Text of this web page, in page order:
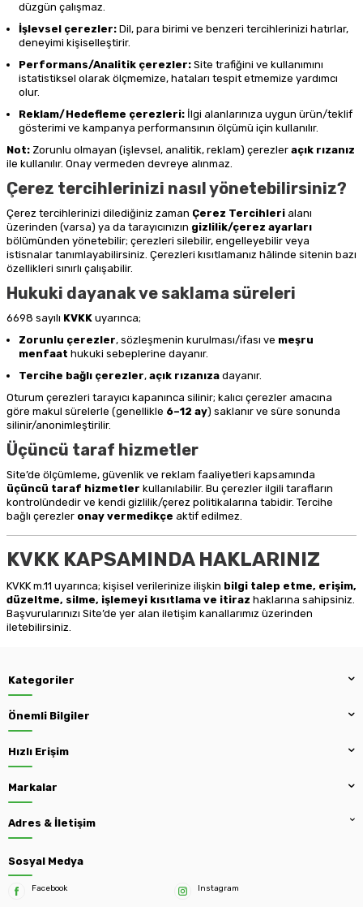
düzgün çalışmaz.
İşlevsel çerezler: Dil, para birimi ve benzeri tercihlerinizi hatırlar,
deneyimi kişiselleştirir.
Performans/Analitik çerezler: Site trafiğini ve kullanımını
istatistiksel olarak ölçmemize, hataları tespit etmemize yardımcı
olur.
Reklam/Hedefleme çerezleri: İlgi alanlarınıza uygun ürün/teklif
gösterimi ve kampanya performansının ölçümü için kullanılır.
Not: Zorunlu olmayan (işlevsel, analitik, reklam) çerezler açık rızanız
ile kullanılır. Onay vermeden devreye alınmaz.
Çerez tercihlerinizi nasıl yönetebilirsiniz?
Çerez tercihlerinizi dilediğiniz zaman Çerez Tercihleri alanı
üzerinden (varsa) ya da tarayıcınızın gizlilik/çerez ayarları
bölümünden yönetebilir; çerezleri silebilir, engelleyebilir veya
istisnalar tanımlayabilirsiniz. Çerezleri kısıtlamanız hâlinde sitenin bazı
özellikleri sınırlı çalışabilir.
Hukuki dayanak ve saklama süreleri
6698 sayılı KVKK uyarınca;
Zorunlu çerezler, sözleşmenin kurulması/ifası ve meşru
menfaat hukuki sebeplerine dayanır.
Tercihe bağlı çerezler, açık rızanıza dayanır.
Oturum çerezleri tarayıcı kapanınca silinir; kalıcı çerezler amacına
göre makul sürelerle (genellikle 6–12 ay) saklanır ve süre sonunda
silinir/anonimleştirilir.
Üçüncü taraf hizmetler
Site’de ölçümleme, güvenlik ve reklam faaliyetleri kapsamında
üçüncü taraf hizmetler kullanılabilir. Bu çerezler ilgili tarafların
kontrolündedir ve kendi gizlilik/çerez politikalarına tabidir. Tercihe
bağlı çerezler onay vermedikçe aktif edilmez.
KVKK KAPSAMINDA HAKLARINIZ
KVKK m.11 uyarınca; kişisel verilerinize ilişkin bilgi talep etme, erişim,
düzeltme, silme, işlemeyi kısıtlama ve itiraz haklarına sahipsiniz.
Başvurularınızı Site’de yer alan iletişim kanallarımız üzerinden
iletebilirsiniz.
Kategoriler
Önemli Bilgiler
Hızlı Erişim
Markalar
Adres & İletişim
Sosyal Medya
Facebook Instagram